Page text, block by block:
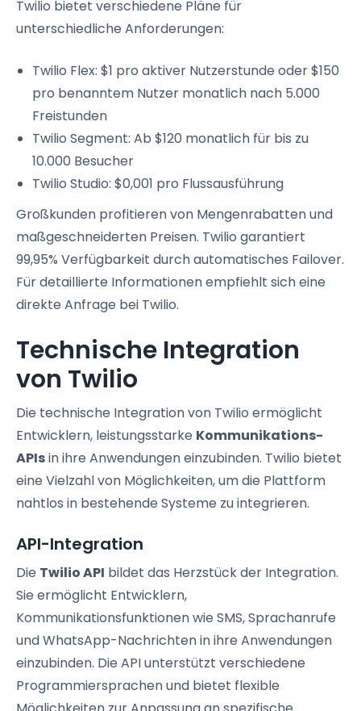
Twilio bietet verschiedene Pläne für
unterschiedliche Anforderungen:
Twilio Flex: $1 pro aktiver Nutzerstunde oder $150
pro benanntem Nutzer monatlich nach 5.000
Freistunden
Twilio Segment: Ab $120 monatlich für bis zu
10.000 Besucher
Twilio Studio: $0,001 pro Flussausführung
Großkunden profitieren von Mengenrabatten und
maßgeschneiderten Preisen. Twilio garantiert
99,95% Verfügbarkeit durch automatisches Failover.
Für detaillierte Informationen empfiehlt sich eine
direkte Anfrage bei Twilio.
Technische Integration
von Twilio
Die technische Integration von Twilio ermöglicht
Entwicklern, leistungsstarke Kommunikations-
APIsin ihre Anwendungen einzubinden. Twilio bietet
eine Vielzahl von Möglichkeiten, um die Plattform
nahtlos in bestehende Systeme zu integrieren.
API-Integration
Die Twilio API bildet das Herzstück der Integration.
Sie ermöglicht Entwicklern,
Kommunikationsfunktionen wie SMS, Sprachanrufe
und WhatsApp-Nachrichten in ihre Anwendungen
einzubinden. Die API unterstützt verschiedene
Programmiersprachen und bietet flexible